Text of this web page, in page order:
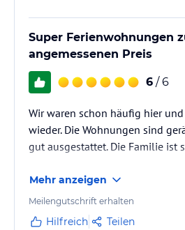
Super Ferienwohnungen
angemessenen Preis
6 / 6
Wir waren schon häufig hier
wieder. Die Wohnungen sind
gut ausgestattet. Die Familie ist
Mehr anzeigen
Meilengutschrift erhalten
Hilfreich Teilen